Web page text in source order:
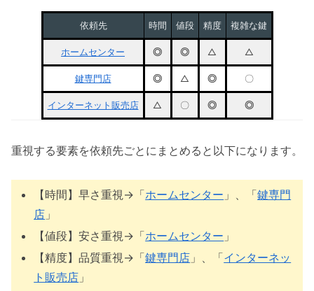
依頼先 時間 値段 精度 複雑な鍵
ホームセンター ◎ ◎ △ △
鍵専門店 ◎ △ ◎ 〇
インターネット販売店 △ 〇 ◎ ◎
重視する要素を依頼先ごとにまとめると以下になります。
【時間】早さ重視→「ホームセンター 」、「鍵専門
店 」
【値段】安さ重視→「ホームセンター 」
【精度】品質重視→「鍵専門店 」、「インターネッ
ト販売店 」